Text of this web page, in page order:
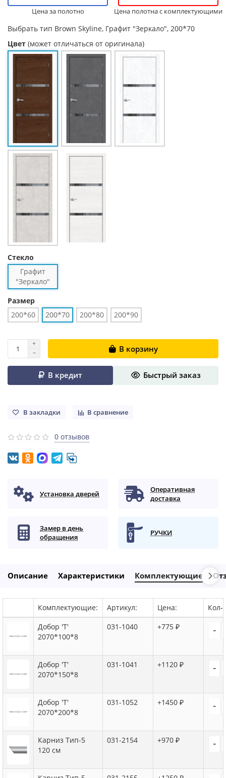
Цена за полотно Цена полотна с комплектующими
Выбрать тип Brown Skyline, Графит "Зеркало", 200*70
Цвет (может отличаться от оригинала)
Стекло
Графит
"Зеркало"
Размер
200*60
200*70 200*80 200*90
В корзину
В кредит Быстрый заказ
В закладки В сравнение
0 отзывов
Установка дверей
Оперативная
доставка
Замер в день
обращения
РУЧКИ
Описание Характеристики Комплектующие
Комплектующие: Артикул: Цена:
Кол-
Добор 'Т'
2070*100*8
031-1040 +775 ₽ -
Добор 'Т'
2070*150*8
031-1041 +1120 ₽ -
Добор 'Т'
2070*200*8
031-1052 +1450 ₽ -
Карниз Тип-5
120 см
031-2154 +970 ₽ -